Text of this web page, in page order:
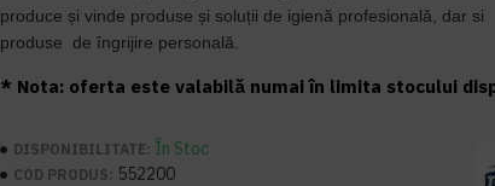
produce și vinde produse și soluții de igienă profesională, dar si
produse
de îngrijire personală.
* Nota: oferta este valabilă numai în limita stocului
DISPONIBILITATE: În Stoc
COD PRODUS: 552200